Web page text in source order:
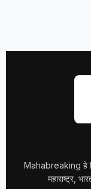
Mahabreaking हे
महाराष्ट्र,